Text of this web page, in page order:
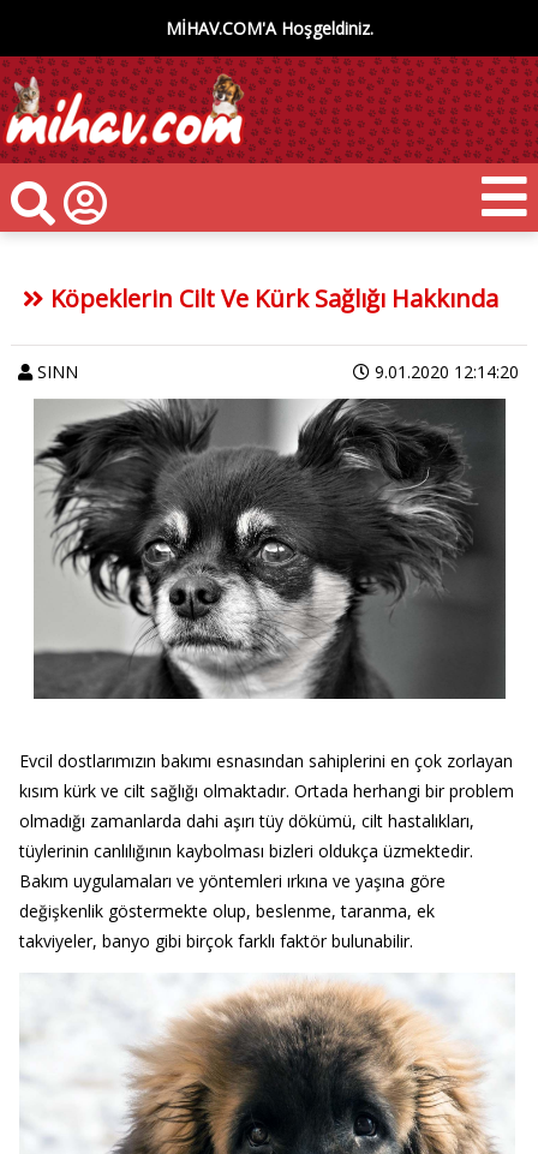
MİHAV.COM'A Hoşgeldiniz.
Köpeklerin Cilt Ve Kürk Sağlığı Hakkında
SINN 9.01.2020 12:14:20
Evcil dostlarımızın bakımı esnasından sahiplerini en çok zorlayan
kısım kürk ve cilt sağlığı olmaktadır. Ortada herhangi bir problem
olmadığı zamanlarda dahi aşırı tüy dökümü, cilt hastalıkları,
tüylerinin canlılığının kaybolması bizleri oldukça üzmektedir.
Bakım uygulamaları ve yöntemleri ırkına ve yaşına göre
değişkenlik göstermekte olup, beslenme, taranma, ek
takviyeler, banyo gibi birçok farklı faktör bulunabilir.